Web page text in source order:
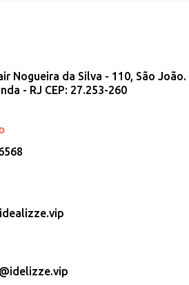
Nogueira da Silva - 110, São João.
- RJ CEP: 27.253-260